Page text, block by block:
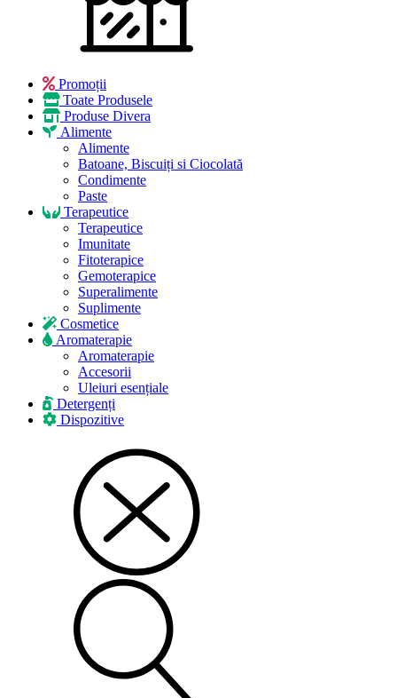
Promoții
Toate Produsele
Produse Divera
Alimente
Alimente
Batoane, Biscuiți si Ciocolată
Condimente
Paste
Terapeutice
Terapeutice
Imunitate
Fitoterapice
Gemoterapice
Superalimente
Suplimente
Cosmetice
Aromaterapie
Aromaterapie
Accesorii
Uleiuri esențiale
Detergenți
Dispozitive